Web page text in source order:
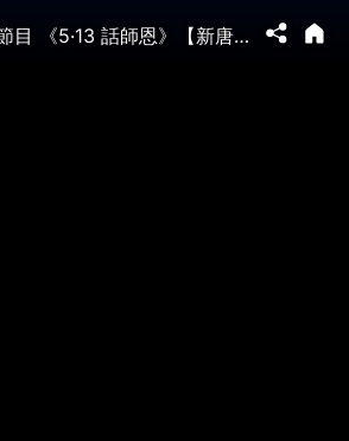
新唐人特別節目 《5·13 話師恩》【新唐人電視台】2025-05-12